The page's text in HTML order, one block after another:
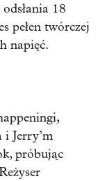
18
pełen twórczej
napięć.
i Jerry’m
próbując